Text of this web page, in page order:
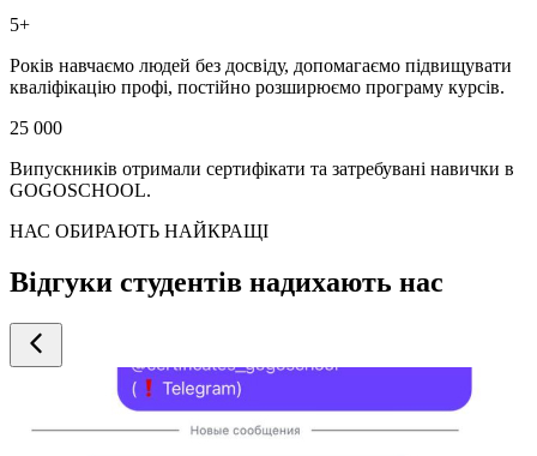
5+
Років навчаємо людей без досвіду, допомагаємо підвищувати
кваліфікацію профі, постійно розширюємо програму курсів.
25 000
Випускників отримали сертифікати та затребувані навички в
GOGOSCHOOL.
НАС ОБИРАЮТЬ НАЙКРАЩІ
Відгуки студентів надихають нас